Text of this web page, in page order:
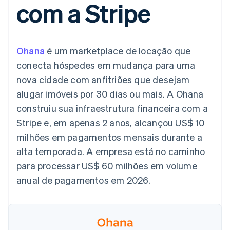
Formas de
pagamento
Terminal
presenciais
Authorization
Otimizações
de aceitação
Checkout
acelerado
Connections
Dados de
contas
vinculadas
Recognition
Automação
contábil
personalizados
Data Pipeline
Sincronização
de dados
Marketplaces
Gestão dos valores
Plataformas
Por setor
Empresas de IA
Economia de criadores
Jogos
Hospitalidade, viagens
e lazer
Seguros
Mídia e entretenimento
Organizações sem fins
Varejo
Gerenciar assinaturas
Ofereça cobrança por
uso
stablecoins
Provisione e gerencie
serviços com agentes
Recursos
Integrações de
aplicativos
Exemplos de códigos
Blog de
desenvolvedores
Status da API
Plano de ação do
produto
Carreiras
Sala de imprensa
Stripe Press
Contato
Fale com a equipe de
vendas
Seja um parceiro
com a Stripe
Ohana é um marketplace de locação que
conecta hóspedes em mudança para uma
nova cidade com anfitriões que desejam
alugar imóveis por 30 dias ou mais. A Ohana
construiu sua infraestrutura financeira com a
Stripe e, em apenas 2 anos, alcançou US$ 10
milhões em pagamentos mensais durante a
alta temporada. A empresa está no caminho
para processar US$ 60 milhões em volume
anual de pagamentos em 2026.